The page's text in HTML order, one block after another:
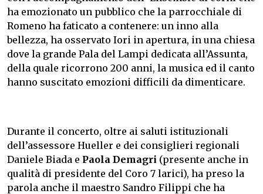
ha emozionato un pubblico che la parrocchiale di
Romeno ha faticato a contenere: un inno alla
bellezza, ha osservato Iori in apertura, in una chiesa
dove la grande Pala del Lampi dedicata all’Assunta,
della quale ricorrono 200 anni, la musica ed il canto
hanno suscitato emozioni difficili da dimenticare.
Durante il concerto, oltre ai saluti istituzionali
dell’assessore Hueller e dei consiglieri regionali
Daniele Biada e Paola Demagri (presente anche in
qualità di presidente del Coro 7 larici), ha preso la
parola anche il maestro Sandro Filippi che ha